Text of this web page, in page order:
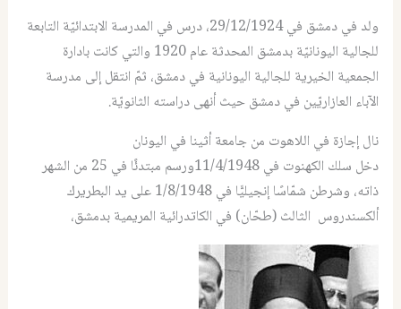
ولد في دمشق في 29/12/1924، درس في المدرسة الابتدائيّة التابعة
للجالية اليونانيّة بدمشق المحدثة عام 1920 والتي كانت بادارة
الجمعية الخيرية للجالية اليونانية في دمشق، ثمّ انتقل إلى مدرسة
الآباء العازاريّين في دمشق حيث أنهى دراسته الثانويّة.
نال إجازة في اللاهوت من جامعة أثينا في اليونان
دخل سلك الكهنوت في 11/4/1948ورسم مبتدئًا في 25 من الشهر
ذاته، وشرطن شمّاسًا إنجيليًّا في 1/8/1948 على يد البطريرك
ألكسندروس الثالث (طحّان) في الكاتدرائية المريمية بدمشق،